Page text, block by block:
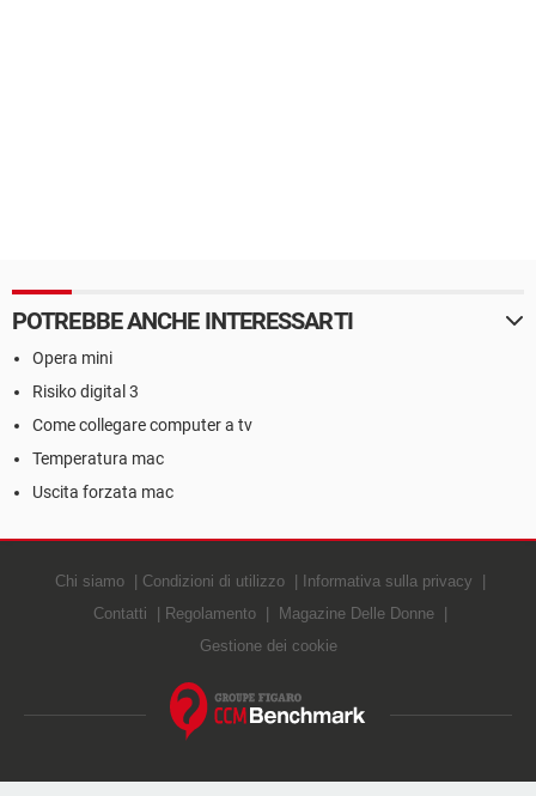
POTREBBE ANCHE INTERESSARTI
Opera mini
Risiko digital 3
Come collegare computer a tv
Temperatura mac
Uscita forzata mac
Chi siamo Condizioni di utilizzo
Informativa sulla privacy
Contatti
Regolamento
Magazine Delle Donne
Gestione dei cookie